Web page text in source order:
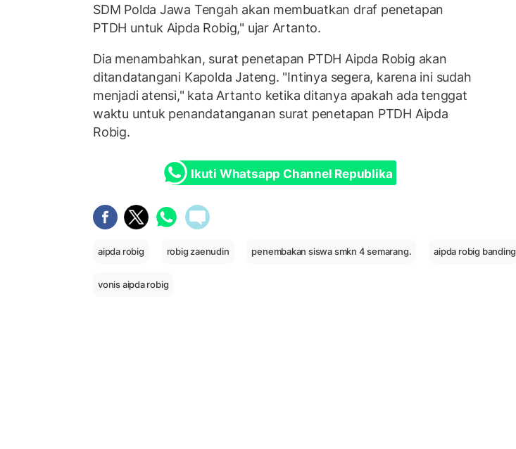
SDM Polda Jawa Tengah akan membuatkan draf penetapan
PTDH untuk Aipda Robig," ujar Artanto.
Dia menambahkan, surat penetapan PTDH Aipda Robig akan
ditandatangani Kapolda Jateng. "Intinya segera, karena ini sudah
menjadi atensi," kata Artanto ketika ditanya apakah ada tenggat
waktu untuk penandatanganan surat penetapan PTDH Aipda
Robig.
Ikuti Whatsapp Channel Republika
aipda robig robig zaenudin penembakan siswa smkn 4 semarang. aipda robig banding
vonis aipda robig